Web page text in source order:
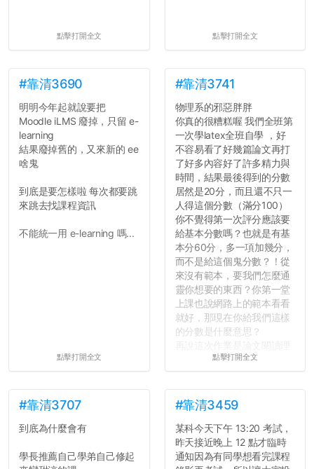
點擊打開全文 點擊打開全文
#靠清3690
明明今年起就說要把
Moodle iLMS 廢掉，只留 e-
learning
結果廢掉舊的，又來新的 ee
啥鬼
到底是要怎樣啦 每次都要跳
來跳去找課程資訊
不能統一用 e-learning 嗎...
點擊打開全文
#靠清3741
物理系的邪惡胖胖
你真的很糟糕喔 我們全班第
一次學latex全班自學 ，好
不容易看了好幾篇論文再打
了好多內容好了許多精力與
時間，結果最後得到的分數
居然是20分，而且還不只一
人得這個分數（滿分100）
你不覺得第一次評分應該要
給基本分數嗎？也就是有基
本分60分，多一項加幾分，
而不是給這個鬼分數？！從
來沒有範本，要我們怎麼通
靈你想要的東西？你第一堂
上課也說網路上的範本看看
就好，那現在你給我們這樣
的分數是什麼意思？
解與評論，既然已經寫下實
對論文的評論10分？！...
點擊打開全文
#靠清3707
到底為什麼會有
學長推薦自己學弟自己修起
#靠清3459
某科今天下午 13:20 考試，
昨天接近晚上 12 點才臨時
通知因為有同學想看完課程